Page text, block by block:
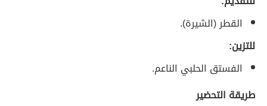
القطر (الشيرة).
للتزين:
الفستق الحلبي الناعم.
طريقة التحضير